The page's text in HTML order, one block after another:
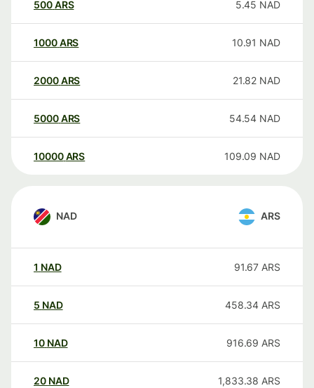
500ARS 5.45 NAD
1000ARS 10.91 NAD
2000ARS 21.82 NAD
5000ARS 54.54 NAD
10000 ARS 109.09 NAD
NAD ARS
1 NAD 91.67 ARS
5 NAD 458.34 ARS
10 NAD 916.69 ARS
20 NAD 1,833.38 ARS